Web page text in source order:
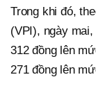
Trong khi đó,
(VPI), ngày
312 đồng lên
271 đồng lên